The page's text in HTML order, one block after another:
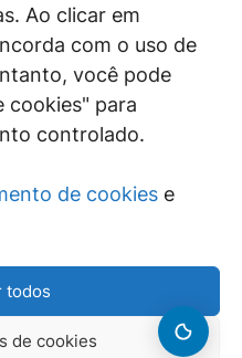
Ao clicar em
com o uso de
você pode
cookies" para
controlado.
de cookies e
todos
de cookies